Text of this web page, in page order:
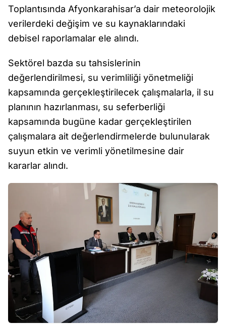
Toplantısında Afyonkarahisar’a dair meteorolojik
verilerdeki değişim ve su kaynaklarındaki
debisel raporlamalar ele alındı.
Sektörel bazda su tahsislerinin
değerlendirilmesi, su verimliliği yönetmeliği
kapsamında gerçekleştirilecek çalışmalarla, il su
planının hazırlanması, su seferberliği
kapsamında bugüne kadar gerçekleştirilen
çalışmalara ait değerlendirmelerde bulunularak
suyun etkin ve verimli yönetilmesine dair
kararlar alındı.